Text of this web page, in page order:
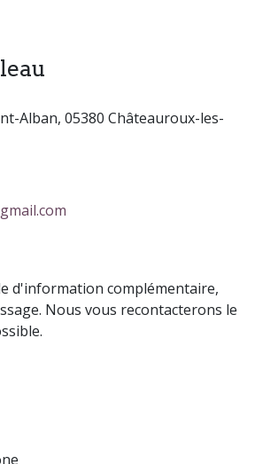
Alban, 05380 Châteauroux-les-
d'information complémentaire,
Nous vous recontacterons le